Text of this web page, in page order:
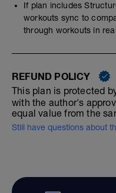
If plan includes
workouts sync to
through workouts in
REFUND POLICY
This plan is protected
with the author's
equal value from the
Still have questions about